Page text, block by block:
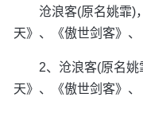
沧浪客(原名姚霏)
天》、《傲世剑客》
2、沧浪客(原名
天》、《傲世剑客》